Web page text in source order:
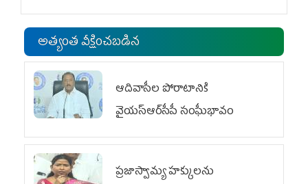
అత్యంత వీక్షించబడిన
ఆదివాసీల పోరాటానికి
వైయ‌స్ఆర్‌సీపీ సంఘీభావం
ప్రజాస్వామ్య హక్కులను